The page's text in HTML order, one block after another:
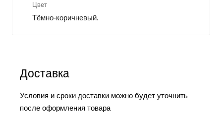
Цвет
Тёмно-коричневый.
Доставка
Условия и сроки доставки можно будет уточнить
после оформления товара